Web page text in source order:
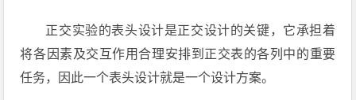
正交实验的表头设计是正交设计的关键，它承担着
将各因素及交互作用合理安排到正交表的各列中的重要
任务，因此一个表头设计就是一个设计方案。